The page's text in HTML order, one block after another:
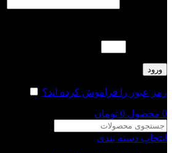
ورود
رمز عبور را فراموش کرده اید؟
0 محصول 0 تومان
انتخاب دسته بندی